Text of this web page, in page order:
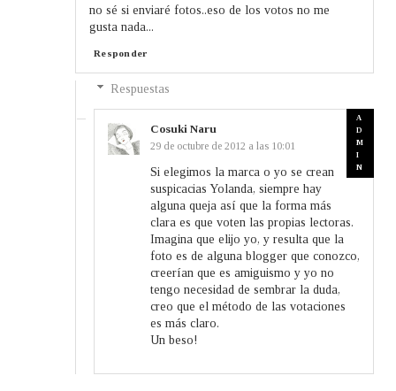
no sé si enviaré fotos..eso de los votos no me
gusta nada...
Responder
Respuestas
Cosuki Naru
29 de octubre de 2012 a las 10:01
Si elegimos la marca o yo se crean
suspicacias Yolanda, siempre hay
alguna queja así que la forma más
clara es que voten las propias lectoras.
Imagina que elijo yo, y resulta que la
foto es de alguna blogger que conozco,
creerían que es amiguismo y yo no
tengo necesidad de sembrar la duda,
creo que el método de las votaciones
es más claro.
Un beso!